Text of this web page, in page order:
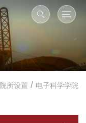
院所设置 / 电子科学学院